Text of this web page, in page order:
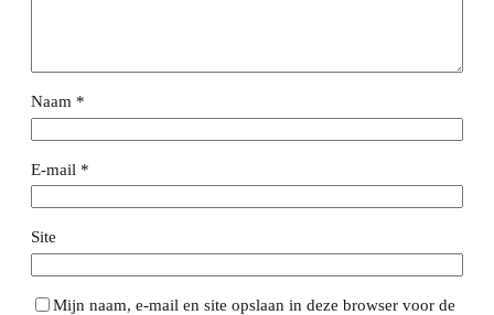
Naam *
E-mail *
Site
Mijn naam, e-mail en site opslaan in deze browser voor de